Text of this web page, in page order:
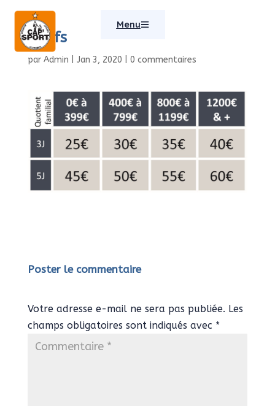
Menu
Tarifs
par Admin Jan 3, 2020 0 commentaires
Poster le commentaire
Votre adresse e-mail ne sera pas publiée. Les
champs obligatoires sont indiqués avec *